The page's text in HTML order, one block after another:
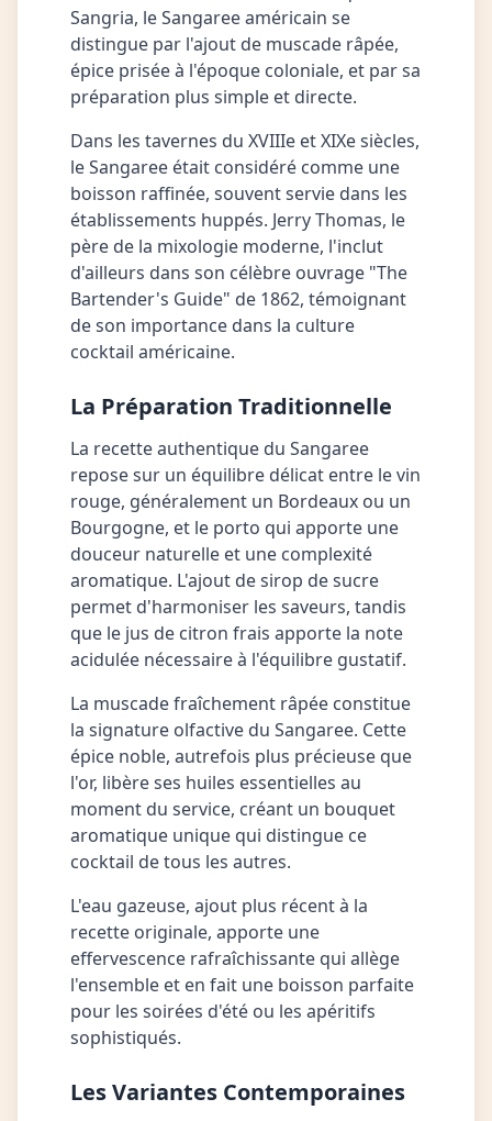
Sangria, le Sangaree américain se
distingue par l'ajout de muscade râpée,
épice prisée à l'époque coloniale, et par sa
préparation plus simple et directe.
Dans les tavernes du XVIIIe et XIXe siècles,
le Sangaree était considéré comme une
boisson raffinée, souvent servie dans les
établissements huppés. Jerry Thomas, le
père de la mixologie moderne, l'inclut
d'ailleurs dans son célèbre ouvrage "The
Bartender's Guide" de 1862, témoignant
de son importance dans la culture
cocktail américaine.
La Préparation Traditionnelle
La recette authentique du Sangaree
repose sur un équilibre délicat entre le vin
rouge, généralement un Bordeaux ou un
Bourgogne, et le porto qui apporte une
douceur naturelle et une complexité
aromatique. L'ajout de sirop de sucre
permet d'harmoniser les saveurs, tandis
que le jus de citron frais apporte la note
acidulée nécessaire à l'équilibre gustatif.
La muscade fraîchement râpée constitue
la signature olfactive du Sangaree. Cette
épice noble, autrefois plus précieuse que
l'or, libère ses huiles essentielles au
moment du service, créant un bouquet
aromatique unique qui distingue ce
cocktail de tous les autres.
L'eau gazeuse, ajout plus récent à la
recette originale, apporte une
effervescence rafraîchissante qui allège
l'ensemble et en fait une boisson parfaite
pour les soirées d'été ou les apéritifs
sophistiqués.
Les Variantes Contemporaines